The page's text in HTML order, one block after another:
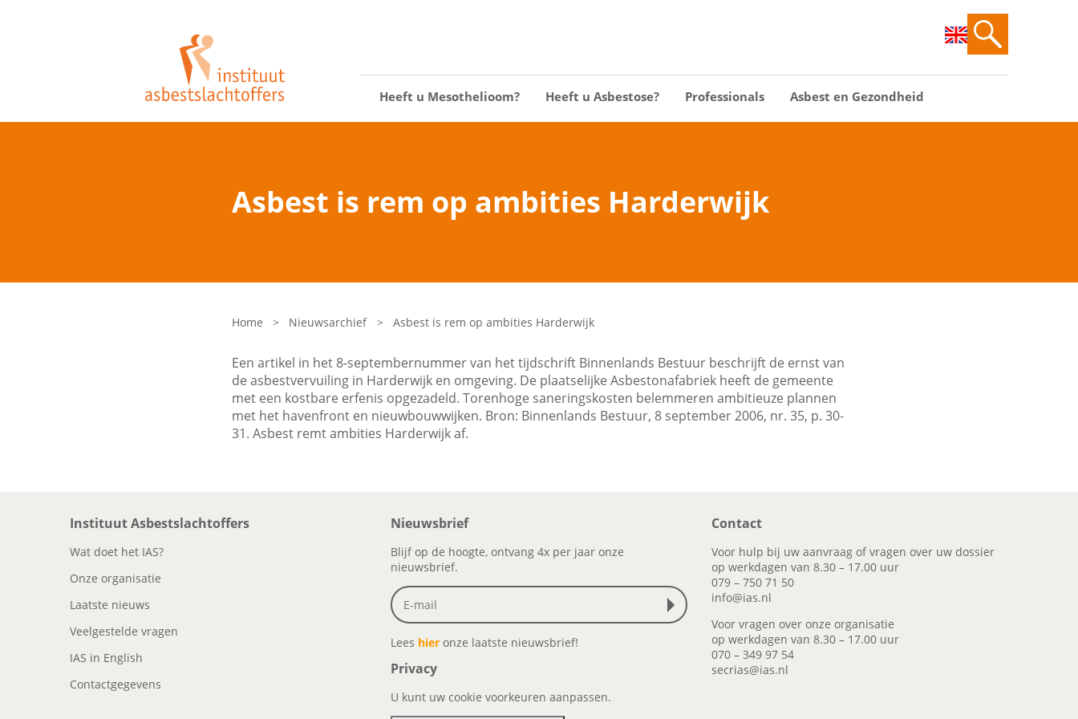
Heeft u Mesothelioom? Heeft u Asbestose? Professionals Asbest en Gezondheid
Asbest is rem op ambities Harderwijk
Home > Nieuwsarchief > Asbest is rem op ambities Harderwijk
Een artikel in het 8-septembernummer van het tijdschrift Binnenlands Bestuur beschrijft de ernst van
de asbestvervuiling in Harderwijk en omgeving. De plaatselijke Asbestonafabriek heeft de gemeente
met een kostbare erfenis opgezadeld. Torenhoge saneringskosten belemmeren ambitieuze plannen
met het havenfront en nieuwbouwwijken. Bron: Binnenlands Bestuur, 8 september 2006, nr. 35, p. 30-
31. Asbest remt ambities Harderwijk af.
Instituut Asbestslachtoffers
Wat doet het IAS?
Onze organisatie
Laatste nieuws
Veelgestelde vragen
IAS in English
Contactgegevens
Nieuwsbrief
Blijf op de hoogte, ontvang 4x per jaar onze
nieuwsbrief.
Lees hier onze laatste nieuwsbrief!
Privacy
U kunt uw cookie voorkeuren aanpassen.
Contact
Voor hulp bij uw aanvraag of vragen over uw dossier
op werkdagen van 8.30 – 17.00 uur
079 – 750 71 50
info@ias.nl
Voor vragen over onze organisatie
op werkdagen van 8.30 – 17.00 uur
070 – 349 97 54
secrias@ias.nl